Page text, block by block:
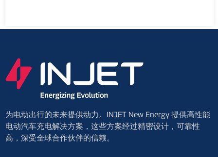
为电动出行的未来提供动力。INJET New Energy 提供高性能
电动汽车充电解决方案，这些方案经过精密设计，可靠性
高，深受全球合作伙伴的信赖。